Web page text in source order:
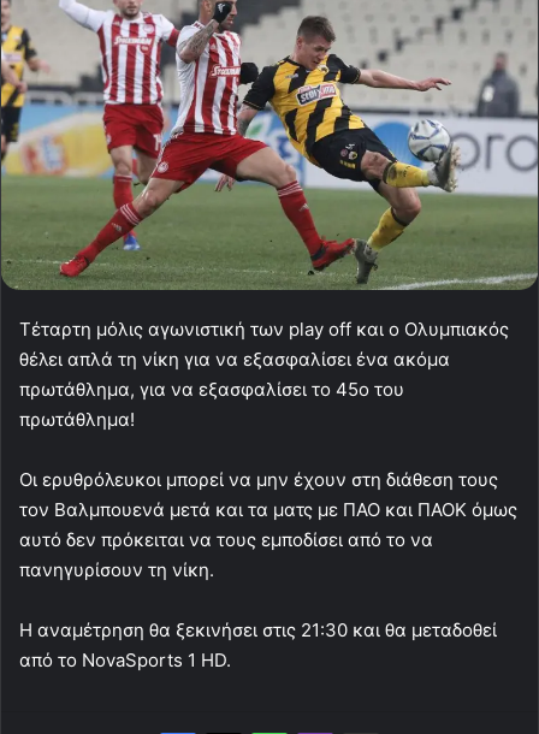
Τέταρτη μόλις αγωνιστική των play off και ο Ολυμπιακός
θέλει απλά τη νίκη για να εξασφαλίσει ένα ακόμα
πρωτάθλημα, για να εξασφαλίσει το 45ο του
πρωτάθλημα!
Οι ερυθρόλευκοι μπορεί να μην έχουν στη διάθεση τους
τον Βαλμπουενά μετά και τα ματς με ΠΑΟ και ΠΑΟΚ όμως
αυτό δεν πρόκειται να τους εμποδίσει από το να
πανηγυρίσουν τη νίκη.
Η αναμέτρηση θα ξεκινήσει στις 21:30 και θα μεταδοθεί
από το NovaSports 1 HD.